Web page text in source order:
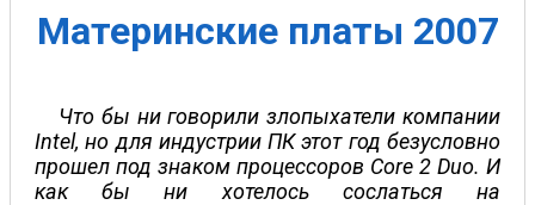
Материнские платы 2007
Что бы ни говорили злопыхатели компании
Intel, но для индустрии ПК этот год безусловно
прошел под знаком процессоров Core 2 Duo. И
как бы ни хотелось сослаться на